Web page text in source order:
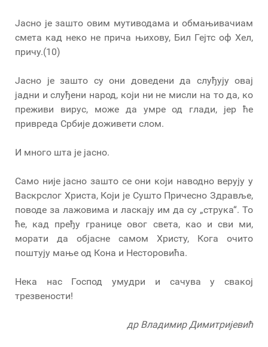
Јасно је зашто овим мутиводама и обмањивачиам
смета кад неко не прича њихову, Бил Гејтс оф Хел,
причу.(10)
Јасно је зашто су они доведени да слуђују овај
јадни и слуђени народ, који ни не мисли на то да, ко
преживи вирус, може да умре од глади, јер ће
привреда Србије доживети слом.
И много шта је јасно.
Само није јасно зашто се они који наводно верују у
Васкрслог Христа, Који је Сушто Причесно Здравље,
поводе за лажовима и ласкају им да су „струка“. То
ће, кад пређу границе овог света, као и сви ми,
морати да објасне самом Христу, Кога очито
поштују мање од Кона и Несторовића.
Нека нас Господ умудри и сачува у свакој
трезвености!
др Владимир Димитријевић